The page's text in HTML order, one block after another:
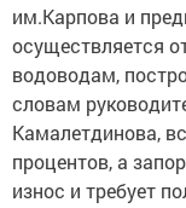
им.Карпова и
осуществляется
водоводам,
словам
Камалетдинова,
процентов, а
износ и требует